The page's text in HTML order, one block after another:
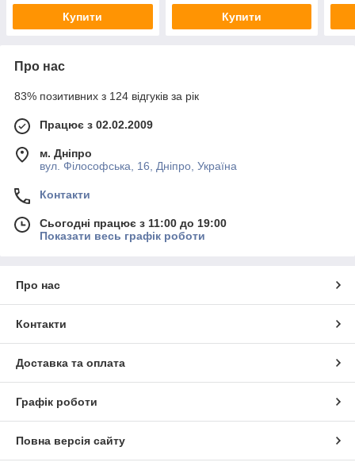
Купити Купити
Про нас
83% позитивних з 124 відгуків за рік
Працює з 02.02.2009
м. Дніпро
вул. Філософська, 16, Дніпро, Україна
Контакти
Сьогодні працює з 11:00 до 19:00
Показати весь графік роботи
Про нас
Контакти
Доставка та оплата
Графік роботи
Повна версія сайту